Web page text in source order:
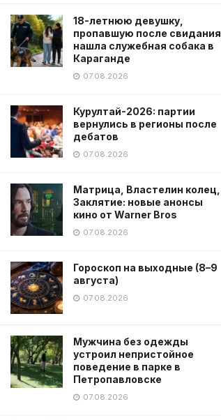
18-летнюю девушку,
пропавшую после свидания,
нашла служебная собака в
Караганде
07.08.2026
Курултай-2026: партии
вернулись в регионы после
дебатов
07.08.2026
Матрица, Властелин колец,
Заклятие: новые анонсы
кино от Warner Bros
07.08.2026
Гороскоп на выходные (8–9
августа)
07.08.2026
Мужчина без одежды
устроил непристойное
поведение в парке в
Петропавловске
07.08.2026